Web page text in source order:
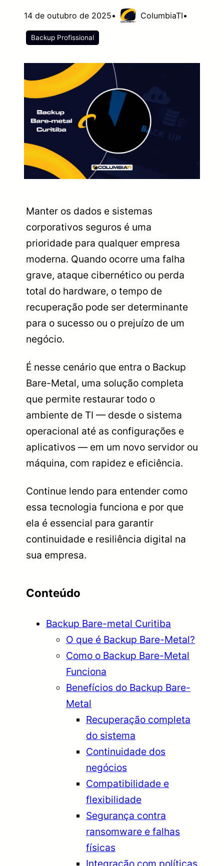
14 de outubro de 2025• ColumbiaTI•
Backup Profissional
Manter os dados e sistemas
corporativos seguros é uma
prioridade para qualquer empresa
moderna. Quando ocorre uma falha
grave, ataque cibernético ou perda
total do hardware, o tempo de
recuperação pode ser determinante
para o sucesso ou o prejuízo de um
negócio.
É nesse cenário que entra o Backup
Bare-Metal, uma solução completa
que permite restaurar todo o
ambiente de TI — desde o sistema
operacional até as configurações e
aplicativos — em um novo servidor ou
máquina, com rapidez e eficiência.
Continue lendo para entender como
essa tecnologia funciona e por que
ela é essencial para garantir
continuidade e resiliência digital na
sua empresa.
Conteúdo
Backup Bare-metal Curitiba
O que é Backup Bare-Metal?
Como o Backup Bare-Metal
Funciona
Benefícios do Backup Bare-
Metal
Recuperação completa
do sistema
Continuidade dos
negócios
Compatibilidade e
flexibilidade
Segurança contra
ransomware e falhas
físicas
Integração com políticas